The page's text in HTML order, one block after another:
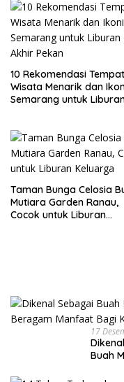
10 Rekomendasi Tempat
Wisata Menarik dan
Semarang untuk
Taman Bunga Celosia
Mutiara Garden Ranau,
Cocok untuk Liburan
17
Buah